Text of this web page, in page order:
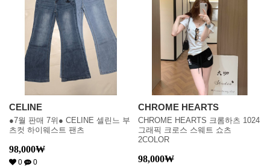
CELINE
●7월 판매 7위● CELINE 셀린느 부
츠컷 하이웨스트 팬츠
98,000₩
0 0
CHROME HEARTS
CHROME HEARTS 크롬하츠 1024
그래픽 크로스 스웨트 쇼츠
2COLOR
98,000₩